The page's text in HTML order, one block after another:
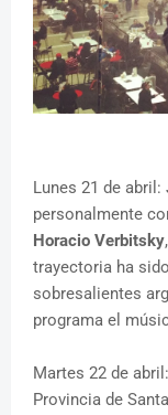
Lunes 21 de
personalmente
Horacio Verbitsky
trayectoria ha
sobresalientes
programa el
Martes 22 de
Provincia de